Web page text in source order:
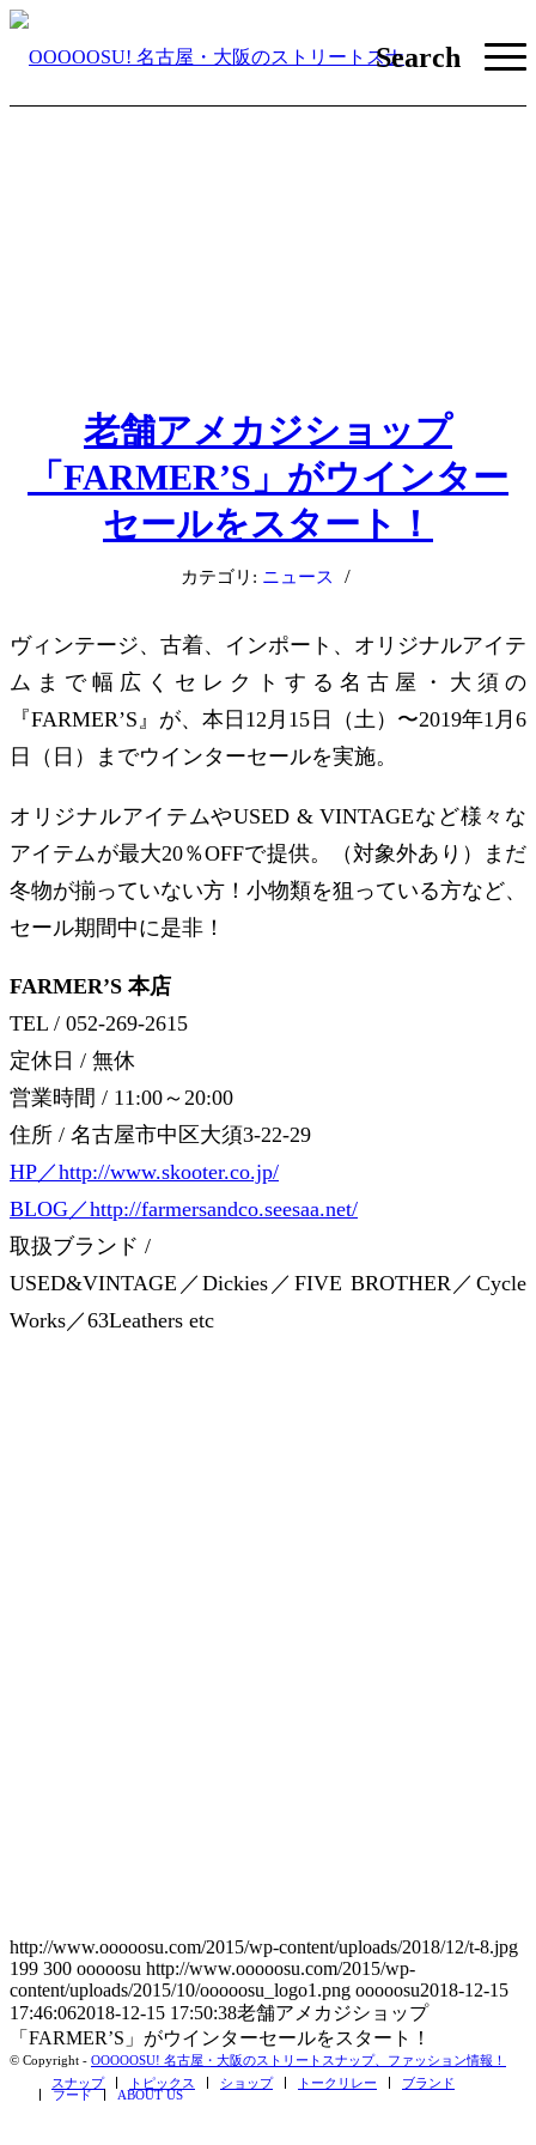
Search
老舗アメカジショップ
「FARMER’S」がウインター
セールをスタート！
カテゴリ: ニュース /
ヴィンテージ、古着、インポート、オリジナルアイテ
ムまで幅広くセレクトする名古屋・大須の
『FARMER’S』が、本日12月15日（土）〜2019年1月6
日（日）までウインターセールを実施。
オリジナルアイテムやUSED & VINTAGEなど様々な
アイテムが最大20％OFFで提供。（対象外あり）まだ
冬物が揃っていない方！小物類を狙っている方など、
セール期間中に是非！
FARMER’S 本店
TEL / 052-269-2615
定休日 / 無休
営業時間 / 11:00～20:00
住所 / 名古屋市中区大須3-22-29
HP／http://www.skooter.co.jp/
BLOG／http://farmersandco.seesaa.net/
取扱ブランド /
USED&VINTAGE／Dickies／FIVE BROTHER／Cycle
Works／63Leathers etc
http://www.ooooosu.com/2015/wp-content/uploads/2018/12/t-8.jpg
199 300 ooooosu http://www.ooooosu.com/2015/wp-
content/uploads/2015/10/ooooosu_logo1.png ooooosu2018-12-15
17:46:062018-12-15 17:50:38老舗アメカジショップ
「FARMER’S」がウインターセールをスタート！
© Copyright - OOOOOSU! 名古屋・大阪のストリートスナップ、ファッション情報！
スナップ
トピックス ショップ トークリレー
ブランド
フード
ABOUT US